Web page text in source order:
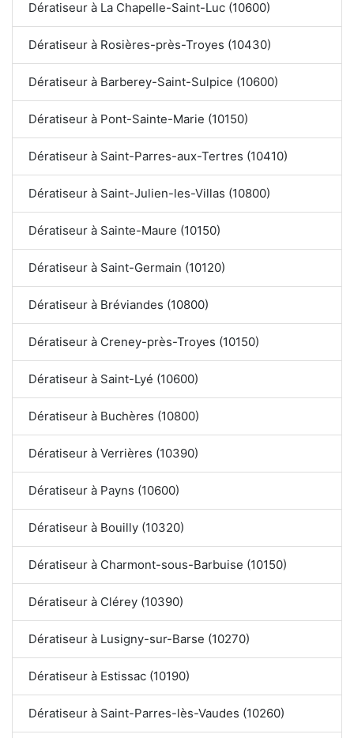
Dératiseur à La Chapelle-Saint-Luc (10600)
Dératiseur à Rosières-près-Troyes (10430)
Dératiseur à Barberey-Saint-Sulpice (10600)
Dératiseur à Pont-Sainte-Marie (10150)
Dératiseur à Saint-Parres-aux-Tertres (10410)
Dératiseur à Saint-Julien-les-Villas (10800)
Dératiseur à Sainte-Maure (10150)
Dératiseur à Saint-Germain (10120)
Dératiseur à Bréviandes (10800)
Dératiseur à Creney-près-Troyes (10150)
Dératiseur à Saint-Lyé (10600)
Dératiseur à Buchères (10800)
Dératiseur à Verrières (10390)
Dératiseur à Payns (10600)
Dératiseur à Bouilly (10320)
Dératiseur à Charmont-sous-Barbuise (10150)
Dératiseur à Clérey (10390)
Dératiseur à Lusigny-sur-Barse (10270)
Dératiseur à Estissac (10190)
Dératiseur à Saint-Parres-lès-Vaudes (10260)